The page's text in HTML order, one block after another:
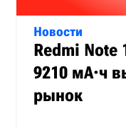
Новости
Redmi Note
9210 мА·ч
рынок